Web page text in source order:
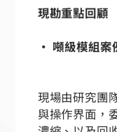
現勘重點回顧
• 噸級模組
現場由研究團
與操作界面，